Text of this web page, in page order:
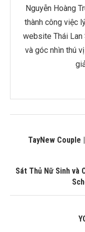
Nguyễn Hoàng
thành công việc
website Thái Lan
và góc nhìn thú
TayNew Couple
Sát Thủ Nữ Sinh và